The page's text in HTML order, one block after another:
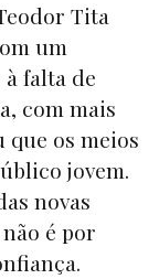
Tita
um
falta de
com mais
que os meios
jovem.
novas
é por